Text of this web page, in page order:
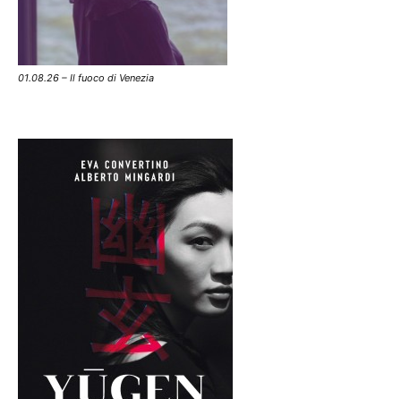
01.08.26 – Il fuoco di Venezia